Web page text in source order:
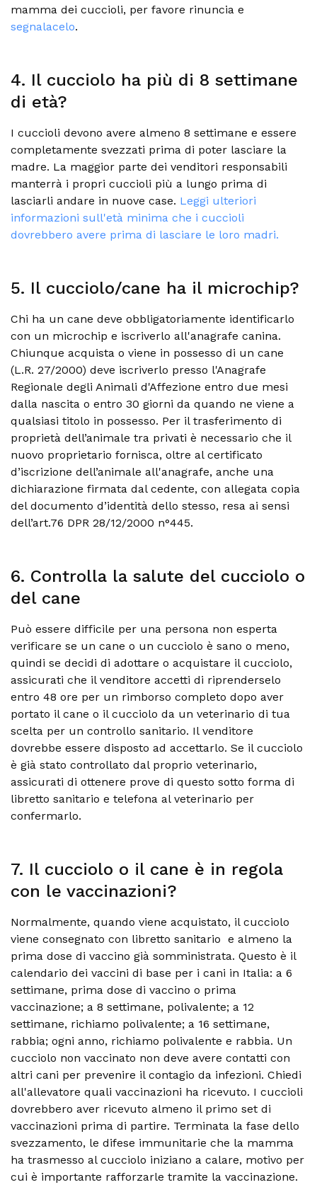
mamma dei cuccioli, per favore rinuncia e
segnalacelo.
4. Il cucciolo ha più di 8 settimane
di età?
I cuccioli devono avere almeno 8 settimane e essere
completamente svezzati prima di poter lasciare la
madre. La maggior parte dei venditori responsabili
manterrà i propri cuccioli più a lungo prima di
lasciarli andare in nuove case. Leggi ulteriori
informazioni sull'età minima che i cuccioli
dovrebbero avere prima di lasciare le loro madri.
5. Il cucciolo/cane ha il microchip?
Chi ha un cane deve obbligatoriamente identificarlo
con un microchip e iscriverlo all'anagrafe canina.
Chiunque acquista o viene in possesso di un cane
(L.R. 27/2000) deve iscriverlo presso l'Anagrafe
Regionale degli Animali d'Affezione entro due mesi
dalla nascita o entro 30 giorni da quando ne viene a
qualsiasi titolo in possesso. Per il trasferimento di
proprietà dell’animale tra privati è necessario che il
nuovo proprietario fornisca, oltre al certificato
d’iscrizione dell’animale all'anagrafe, anche una
dichiarazione firmata dal cedente, con allegata copia
del documento d’identità dello stesso, resa ai sensi
dell’art.76 DPR 28/12/2000 n°445.
6. Controlla la salute del cucciolo o
del cane
Può essere difficile per una persona non esperta
verificare se un cane o un cucciolo è sano o meno,
quindi se decidi di adottare o acquistare il cucciolo,
assicurati che il venditore accetti di riprenderselo
entro 48 ore per un rimborso completo dopo aver
portato il cane o il cucciolo da un veterinario di tua
scelta per un controllo sanitario. Il venditore
dovrebbe essere disposto ad accettarlo. Se il cucciolo
è già stato controllato dal proprio veterinario,
assicurati di ottenere prove di questo sotto forma di
libretto sanitario e telefona al veterinario per
confermarlo.
7. Il cucciolo o il cane è in regola
con le vaccinazioni?
Normalmente, quando viene acquistato, il cucciolo
viene consegnato con libretto sanitario e almeno la
prima dose di vaccino già somministrata. Questo è il
calendario dei vaccini di base per i cani in Italia: a 6
settimane, prima dose di vaccino o prima
vaccinazione; a 8 settimane, polivalente; a 12
settimane, richiamo polivalente; a 16 settimane,
rabbia; ogni anno, richiamo polivalente e rabbia. Un
cucciolo non vaccinato non deve avere contatti con
altri cani per prevenire il contagio da infezioni. Chiedi
all'allevatore quali vaccinazioni ha ricevuto. I cuccioli
dovrebbero aver ricevuto almeno il primo set di
vaccinazioni prima di partire. Terminata la fase dello
svezzamento, le difese immunitarie che la mamma
ha trasmesso al cucciolo iniziano a calare, motivo per
cui è importante rafforzarle tramite la vaccinazione.